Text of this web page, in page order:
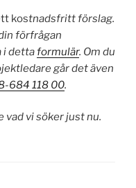
kostnadsfritt förslag.
förfrågan
i dettaformulär. Om du
går det även
684 118 00.
vad vi söker just nu.